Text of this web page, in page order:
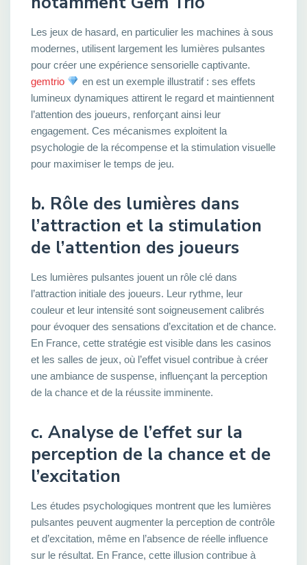
Les jeux de hasard, en particulier les machines à sous
modernes, utilisent largement les lumières pulsantes
pour créer une expérience sensorielle captivante.
gemtrio
en est un exemple illustratif : ses effets
lumineux dynamiques attirent le regard et maintiennent
l’attention des joueurs, renforçant ainsi leur
engagement. Ces mécanismes exploitent la
psychologie de la récompense et la stimulation visuelle
pour maximiser le temps de jeu.
b. Rôle des lumières dans
l’attraction et la stimulation
de l’attention des joueurs
Les lumières pulsantes jouent un rôle clé dans
l’attraction initiale des joueurs. Leur rythme, leur
couleur et leur intensité sont soigneusement calibrés
pour évoquer des sensations d’excitation et de chance.
En France, cette stratégie est visible dans les casinos
et les salles de jeux, où l’effet visuel contribue à créer
une ambiance de suspense, influençant la perception
de la chance et de la réussite imminente.
c. Analyse de l’effet sur la
perception de la chance et de
l’excitation
Les études psychologiques montrent que les lumières
pulsantes peuvent augmenter la perception de contrôle
et d’excitation, même en l’absence de réelle influence
sur le résultat. En France, cette illusion contribue à